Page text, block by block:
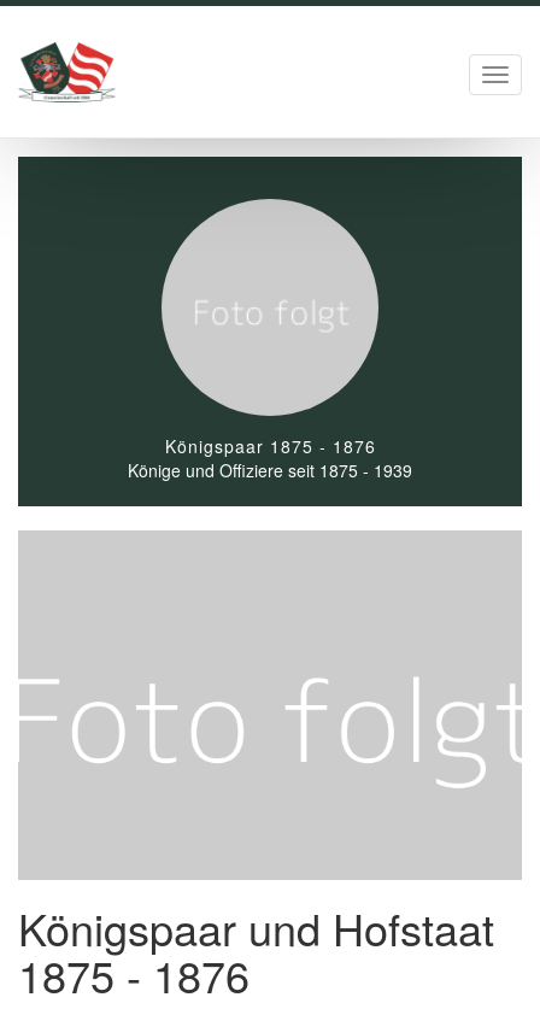
Königspaar 1875 - 1876
Könige und Offiziere seit 1875 - 1939
Königspaar und Hofstaat
1875 - 1876